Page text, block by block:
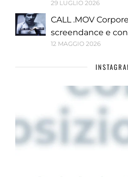
29 LUGLIO 2026
CALL .MOV
screendance e
12 MAGGIO 2026